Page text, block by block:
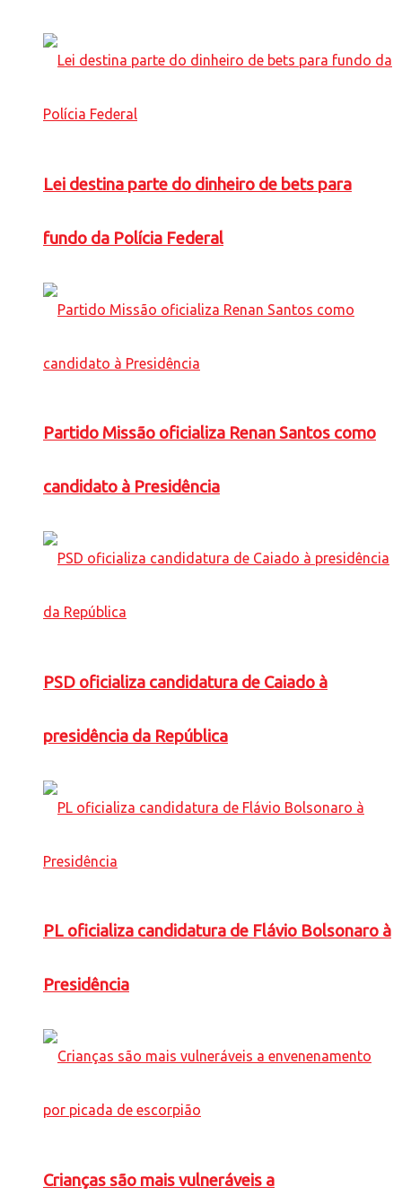
Lei destina parte do dinheiro de bets para
fundo da Polícia Federal
Partido Missão oficializa Renan Santos como
candidato à Presidência
PSD oficializa candidatura de Caiado à
presidência da República
PL oficializa candidatura de Flávio Bolsonaro à
Presidência
Crianças são mais vulneráveis a